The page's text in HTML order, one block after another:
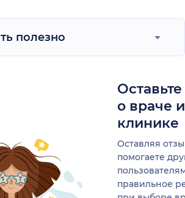
полезно
о враче
клинике
Оставляя
помогаете
правильное